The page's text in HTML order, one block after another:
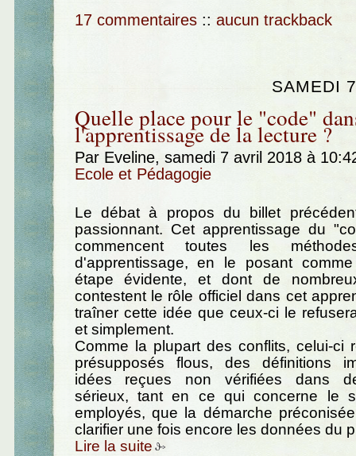
17 commentaires :: aucun trackback
SAMEDI
Quelle place pour le "code"
l'apprentissage de la lecture ?
Par Eveline, samedi 7 avril 2018 à
Ecole et Pédagogie
Le débat à propos du billet
passionnant. Cet apprentissage du
commencent toutes les
d'apprentissage, en le posant
étape évidente, et dont de
contestent le rôle officiel dans cet
traîner cette idée que ceux-ci le
et simplement.
Comme la plupart des conflits, celui-ci
présupposés flous, des définitions
idées reçues non vérifiées dans
sérieux, tant en ce qui concerne le
employés, que la démarche
clarifier une fois encore les données du
Lire la suite